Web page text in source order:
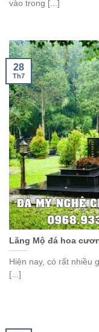
vào trong [...]
Lăng Mộ đá hoa
Hiện nay, có rất nhiều
[...]
28
Th7